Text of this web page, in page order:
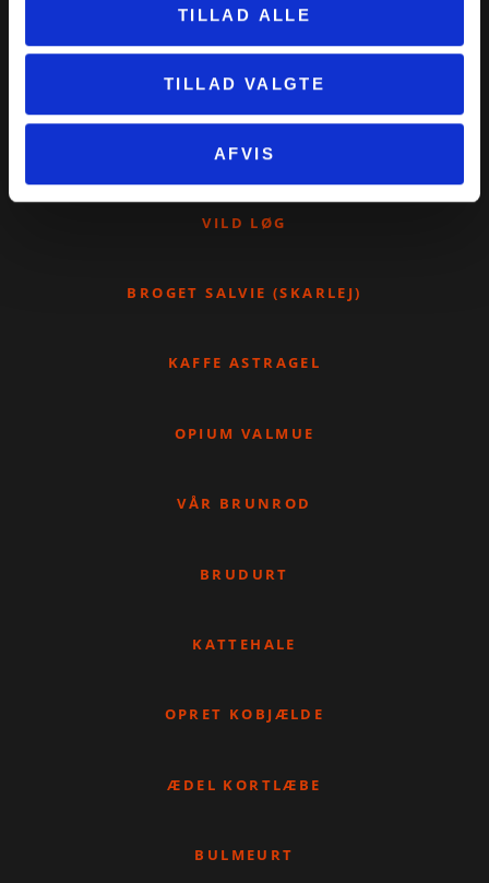
TILLAD ALLE
TILLAD VALGTE
AFVIS
BLODSTILLENDE BIBERNELLE
JAKOBSSTIGE
PEBERROD
VILD LØG
BROGET SALVIE (SKARLEJ)
KAFFE ASTRAGEL
OPIUM VALMUE
VÅR BRUNROD
BRUDURT
KATTEHALE
OPRET KOBJÆLDE
ÆDEL KORTLÆBE
BULMEURT